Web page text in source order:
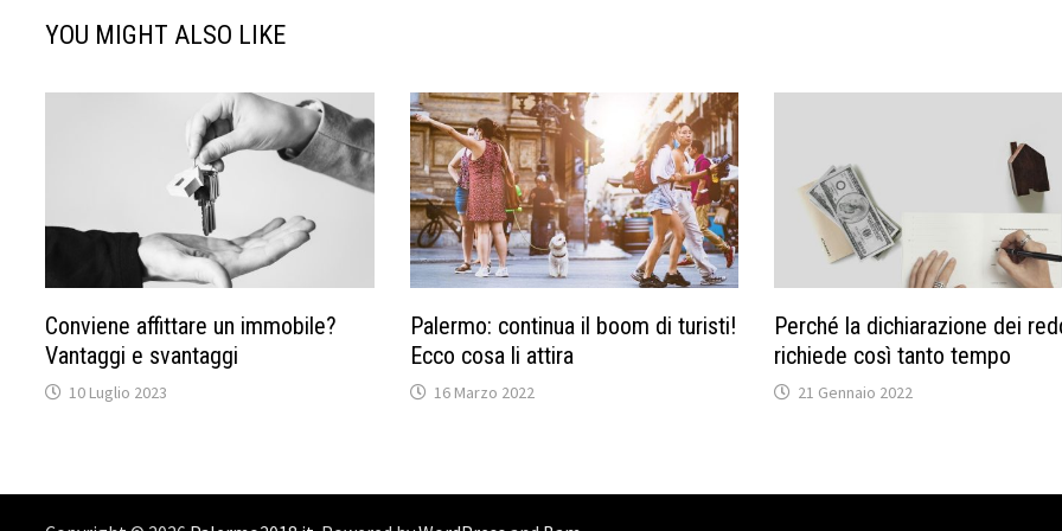
YOU MIGHT ALSO LIKE
Conviene affittare un immobile?
Vantaggi e svantaggi
10 Luglio 2023
Palermo: continua il boom di turisti!
Ecco cosa li attira
16 Marzo 2022
Perché la dichiarazione dei
richiede così tanto tempo
21 Gennaio 2022